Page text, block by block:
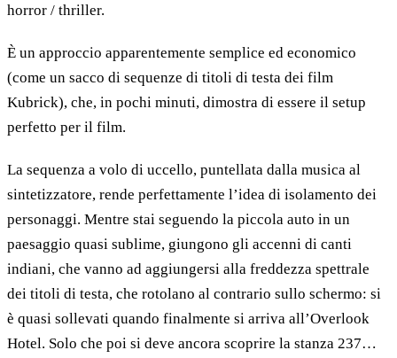
horror / thriller.
È un approccio apparentemente semplice ed economico
(come un sacco di sequenze di titoli di testa dei film
Kubrick), che, in pochi minuti, dimostra di essere il setup
perfetto per il film.
La sequenza a volo di uccello, puntellata dalla musica al
sintetizzatore, rende perfettamente l’idea di isolamento dei
personaggi. Mentre stai seguendo la piccola auto in un
paesaggio quasi sublime, giungono gli accenni di canti
indiani, che vanno ad aggiungersi alla freddezza spettrale
dei titoli di testa, che rotolano al contrario sullo schermo: si
è quasi sollevati quando finalmente si arriva all’Overlook
Hotel. Solo che poi si deve ancora scoprire la stanza 237…